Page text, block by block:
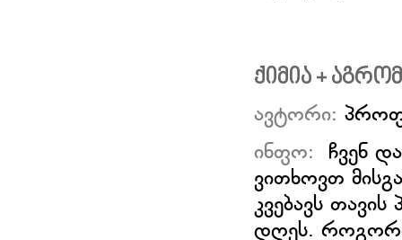
ქიმია +
ავტორი:
ინფო: ჩვენ
ვითხოვთ
კვებავს
დღეს.